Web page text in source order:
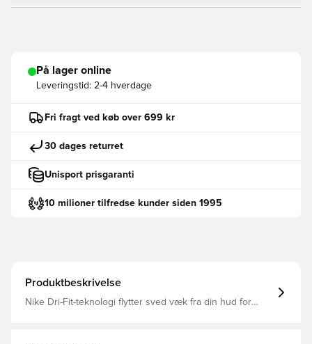
På lager online
Leveringstid: 2-4 hverdage
Fri fragt ved køb over 699 kr
30 dages returret
Unisport prisgaranti
10 milioner tilfredse kunder siden 1995
Produktbeskrivelse
Nike Dri-Fit-teknologi flytter sved væk fra din hud for